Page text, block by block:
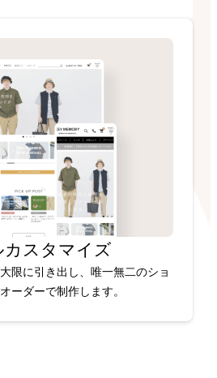
スタマイズ
限に引き出し、唯一無二のショ
ーダーで制作します。